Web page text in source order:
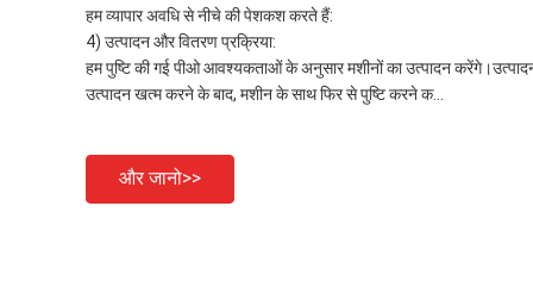
हम व्यापार अवधि से नीचे की पेशकश करते हैं:
4) उत्पादन और वितरण प्रक्रिया:
हम पुष्टि की गई पीओ आवश्यकताओं के अनुसार मशीनों का उत्पादन
उत्पादन खत्म करने के बाद, मशीन के साथ फिर से पुष्टि करने क...
और जानो>>